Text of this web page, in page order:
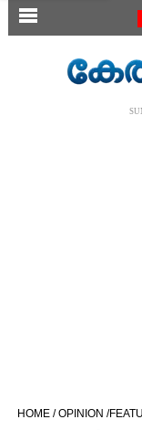
SECTIONS
HOME /OPINION /